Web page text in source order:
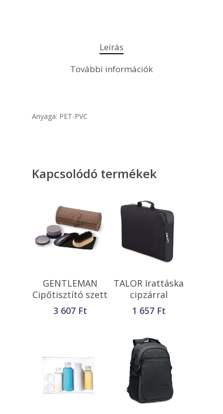
Leírás
További információk
Anyaga: PET-PVC
Kapcsolódó termékek
Kosárba
Teszem
GENTLEMAN
Cipőtisztító szett
3 607 Ft
Kosárba
Teszem
TALOR Irattáska
cipzárral
1 657 Ft